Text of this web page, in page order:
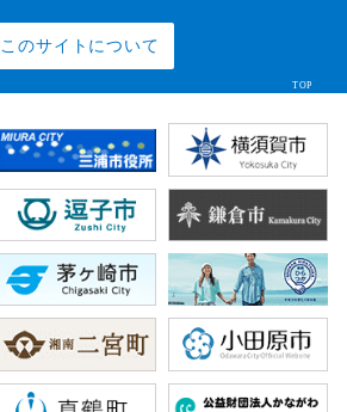
このサイトについて
TOP